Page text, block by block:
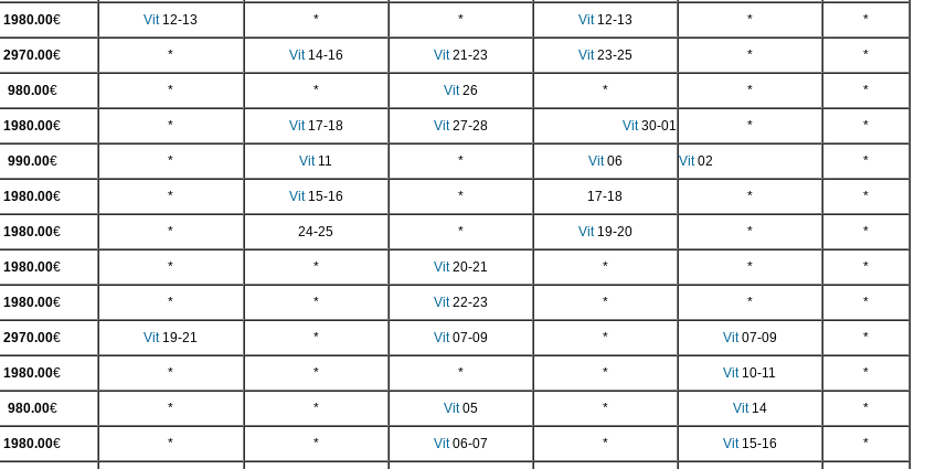
1980.00€ Vit12-13 * * Vit12-13 * *
2970.00€ * Vit14-16 Vit21-23 Vit23-25 * *
980.00€ * * Vit26 * * *
1980.00€ * Vit17-18 Vit27-28 Vit30-01 * *
990.00€ * Vit11 * Vit06 Vit02 *
1980.00€ * Vit15-16 * 17-18 * *
1980.00€ * 24-25 * Vit19-20 * *
1980.00€ * * Vit20-21 * * *
1980.00€ * * Vit22-23 * * *
2970.00€ Vit19-21 * Vit07-09 * Vit07-09 *
1980.00€ * * * * Vit10-11 *
980.00€ * * Vit05 * Vit14 *
1980.00€ * * Vit06-07 * Vit15-16 *